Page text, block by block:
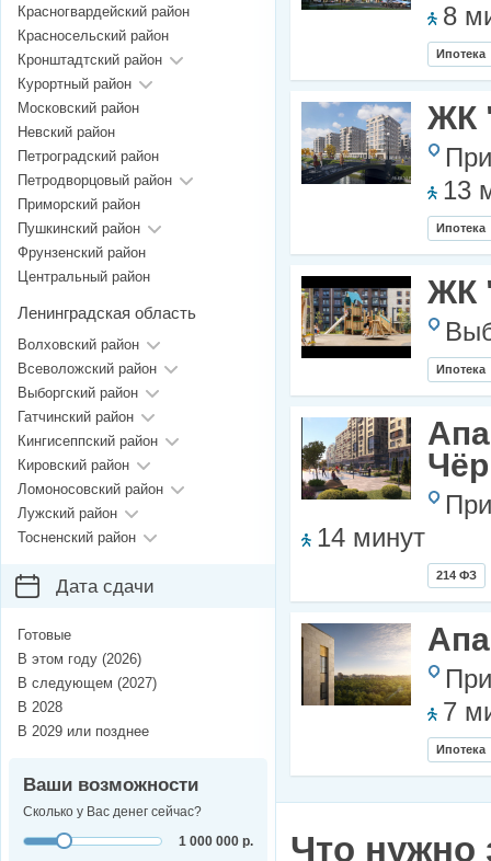
8
Ипотека
ЖК
13
Ипотека
ЖК
Ипотека
14 минут
214 ФЗ
7
Ипотека
Что нужно
Красногвардейский район
Красносельский район
Кронштадтский район
Курортный район
Московский район
Невский район
Петроградский район
Петродворцовый район
Приморский район
Пушкинский район
Фрунзенский район
Центральный район
Ленинградская область
Волховский район
Всеволожский район
Выборгский район
Гатчинский район
Кингисеппский район
Кировский район
Ломоносовский район
Лужский район
Тосненский район
Дата сдачи
Готовые
В этом году (2026)
В следующем (2027)
В 2028
В 2029 или позднее
Ваши возможности
Сколько у Вас денег сейчас?
1 000 000 р.